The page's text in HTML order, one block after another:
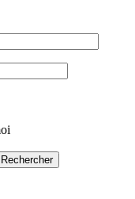
Rechercher